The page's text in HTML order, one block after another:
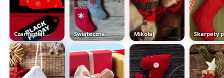
Czarny piątek Świąteczna kompozycja Mikołaj